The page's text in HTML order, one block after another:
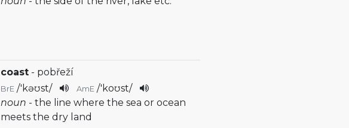
coast - pobřeží
BrE /'kəʊst/ AmE /'koʊst/
noun - the line where the sea or ocean
meets the dry land